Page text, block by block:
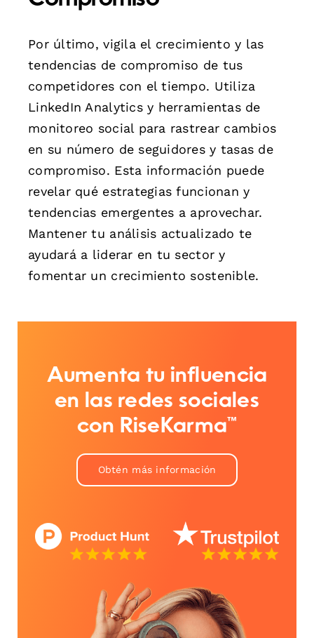
Por último, vigila el crecimiento y las
tendencias de compromiso de tus
competidores con el tiempo. Utiliza
LinkedIn Analytics y herramientas de
monitoreo social para rastrear cambios
en su número de seguidores y tasas de
compromiso. Esta información puede
revelar qué estrategias funcionan y
tendencias emergentes a aprovechar.
Mantener tu análisis actualizado te
ayudará a liderar en tu sector y
fomentar un crecimiento sostenible.
Aumenta tu influencia
en las redes sociales
con RiseKarma™
Obtén más información